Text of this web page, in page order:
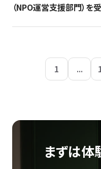
（NPO運営支援部門）を
1 ...
まずは体